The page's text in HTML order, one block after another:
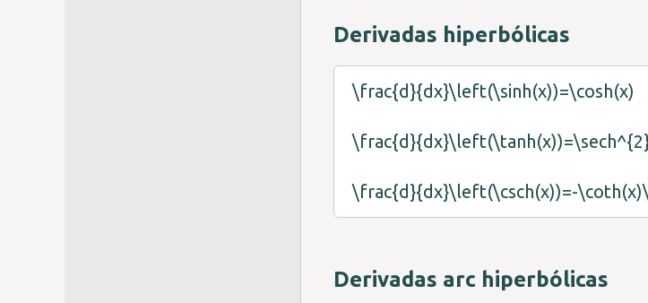
Derivadas hiperbólicas
\frac{d}{dx}\left(\sinh(x))=\cosh(x)
\frac{d}{dx}\left(\csch(x))=-
Derivadas arc hiperbólicas